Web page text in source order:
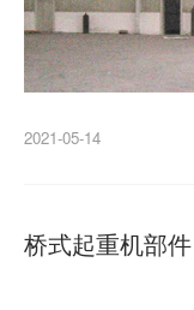
2021-05-14
桥式起重机部件